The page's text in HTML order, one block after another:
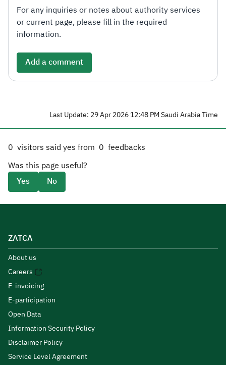
For any inquiries or notes about authority services
or current page, please fill in the required
information.
Add a comment
Last Update: 29 Apr 2026 12:48 PM Saudi Arabia Time
0 visitors said yes from 0 feedbacks
Was this page useful?
Yes
No
ZATCA
About us
Careers
E-invoicing
E-participation
Open Data
Information Security Policy
Disclaimer Policy
Service Level Agreement